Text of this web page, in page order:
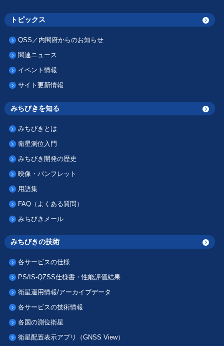
トピックス
QSS／内閣府からのお知らせ
関連ニュース
イベント情報
サイト更新情報
みちびきを知る
みちびきとは
衛星測位入門
みちびき開発の歴史
映像・パンフレット
用語集
FAQ（よくある質問）
みちびきメール
みちびきの技術
各サービスの仕様
PS/IS-QZSS仕様書・性能評価結果
衛星運用情報/アーカイブデータ
各サービスの技術情報
各国の測位衛星
衛星配置表示アプリ（GNSS View）